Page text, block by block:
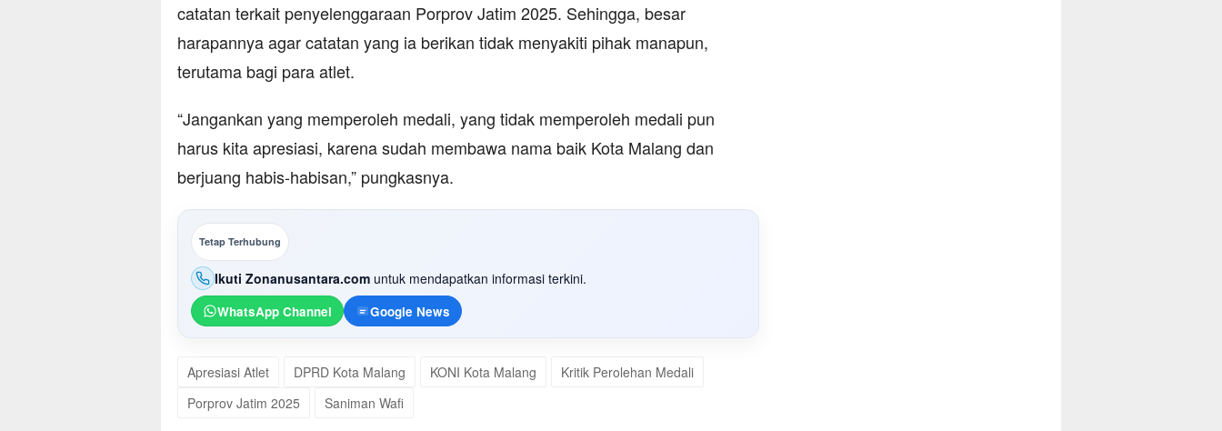
catatan terkait penyelenggaraan Porprov Jatim 2025. Sehingga, besar
harapannya agar catatan yang ia berikan tidak menyakiti pihak manapun,
terutama bagi para atlet.
“Jangankan yang memperoleh medali, yang tidak memperoleh medali pun
harus kita apresiasi, karena sudah membawa nama baik Kota Malang dan
berjuang habis-habisan,” pungkasnya.
Tetap Terhubung
Ikuti Zonanusantara.com untuk mendapatkan informasi terkini.
WhatsApp Channel Google News
Apresiasi Atlet DPRD Kota Malang KONI Kota Malang
Kritik Perolehan Medali
Porprov Jatim 2025
Saniman Wafi